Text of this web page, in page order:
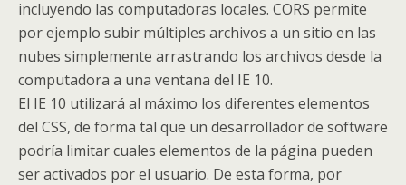
incluyendo las computadoras locales. CORS permite
por ejemplo subir múltiples archivos a un sitio en las
nubes simplemente arrastrando los archivos desde la
computadora a una ventana del IE 10.
El IE 10 utilizará al máximo los diferentes elementos
del CSS, de forma tal que un desarrollador de software
podría limitar cuales elementos de la página pueden
ser activados por el usuario. De esta forma, por